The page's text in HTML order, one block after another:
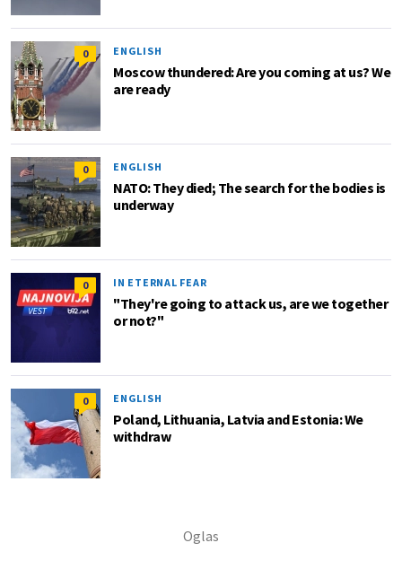
0 ENGLISH
Moscow thundered: Are you coming at us? We
are ready
0 ENGLISH
NATO: They died; The search for the bodies is
underway
0 IN ETERNAL FEAR
"They're going to attack us, are we together
or not?"
0 ENGLISH
Poland, Lithuania, Latvia and Estonia: We
withdraw